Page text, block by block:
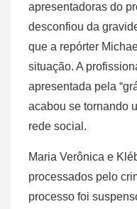
apresentadoras do
desconfiou da
que a repórter
situação. A
apresentada pela
acabou se tornando
rede social.
Maria Verônica e
processados pelo
processo foi